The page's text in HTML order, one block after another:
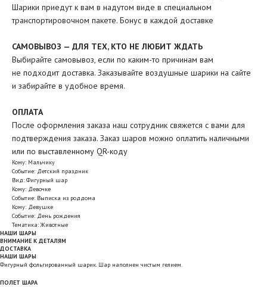
Шарики приедут к вам в надутом виде в специальном
транспортировочном пакете. Бонус в каждой доставке
САМОВЫВОЗ — ДЛЯ ТЕХ, КТО НЕ ЛЮБИТ ЖДАТЬ
Выбирайте самовывоз, если по каким-то причинам вам
не подходит доставка. Заказывайте воздушные шарики на сайте
и забирайте в удобное время.
ОПЛАТА
После оформления заказа наш сотрудник свяжется с вами для
подтверждения заказа. Заказ шаров можно оплатить наличными
или по выставленному QR-коду
Кому: Мальчику
Событие: Детский праздник
Вид: Фигурный шар
Кому: Девочке
Событие: Выписка из роддома
Кому: Девушке
Событие: День рождения
Тематика: Животные
НАШИ ШАРЫ
ВНИМАНИЕ К ДЕТАЛЯМ
ДОСТАВКА
НАШИ ШАРЫ
Фигурный фольгированный шарик. Шар наполнен чистым гелием.
ПОЛЕТ ШАРА